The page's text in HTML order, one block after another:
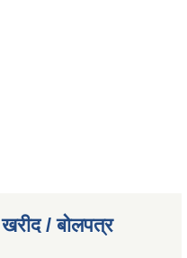
/ बोलपत्र